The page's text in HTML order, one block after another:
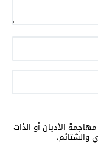
الأديان أو الذات
والشتائم.